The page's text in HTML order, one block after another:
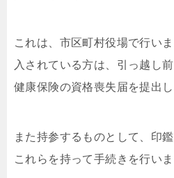
これは、市区町村役場で行い
入されている方は、引っ越し
健康保険の資格喪失届を提出し
また持参するものとして、印
これらを持って手続きを行いま